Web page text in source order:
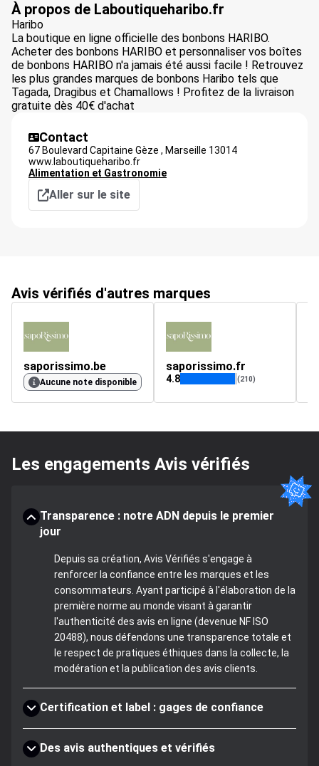
À propos de Laboutiqueharibo.fr
Haribo
La boutique en ligne officielle des bonbons HARIBO.
Acheter des bonbons HARIBO et personnaliser vos boîtes
de bonbons HARIBO n'a jamais été aussi facile ! Retrouvez
les plus grandes marques de bonbons Haribo tels que
Tagada, Dragibus et Chamallows ! Profitez de la livraison
gratuite dès 40€ d'achat
Contact
67 Boulevard Capitaine Gèze , Marseille 13014
www.laboutiqueharibo.fr
Alimentation et Gastronomie
Aller sur le site
Avis vérifiés d'autres marques
saporissimo.be
Aucune note disponible
saporissimo.fr
4.8 (210)
Les engagements Avis vérifiés
Transparence : notre ADN depuis le premier
jour
Depuis sa création, Avis Vérifiés s'engage à
renforcer la confiance entre les marques et les
consommateurs. Ayant participé à l'élaboration de la
première norme au monde visant à garantir
l'authenticité des avis en ligne (devenue NF ISO
20488), nous défendons une transparence totale et
le respect de pratiques éthiques dans la collecte, la
modération et la publication des avis clients.
Certification et label : gages de confiance
Des avis authentiques et vérifiés